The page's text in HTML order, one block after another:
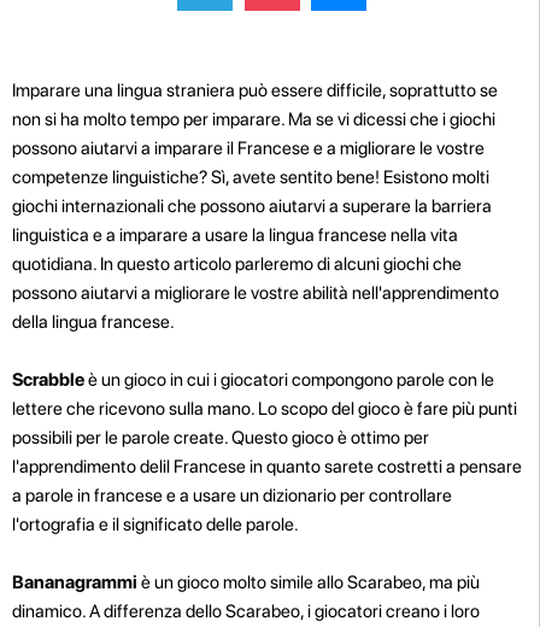
Imparare una lingua straniera può essere difficile, soprattutto se
non si ha molto tempo per imparare. Ma se vi dicessi che i giochi
possono aiutarvi a imparare il Francese e a migliorare le vostre
competenze linguistiche? Sì, avete sentito bene! Esistono molti
giochi internazionali che possono aiutarvi a superare la barriera
linguistica e a imparare a usare la lingua francese nella vita
quotidiana. In questo articolo parleremo di alcuni giochi che
possono aiutarvi a migliorare le vostre abilità nell'apprendimento
della lingua francese.
Scrabbleè un gioco in cui i giocatori compongono parole con le
lettere che ricevono sulla mano. Lo scopo del gioco è fare più punti
possibili per le parole create. Questo gioco è ottimo per
l'apprendimento delil Francese in quanto sarete costretti a pensare
a parole in francese e a usare un dizionario per controllare
l'ortografia e il significato delle parole.
Bananagrammi è un gioco molto simile allo Scarabeo, ma più
dinamico. A differenza dello Scarabeo, i giocatori creano i loro